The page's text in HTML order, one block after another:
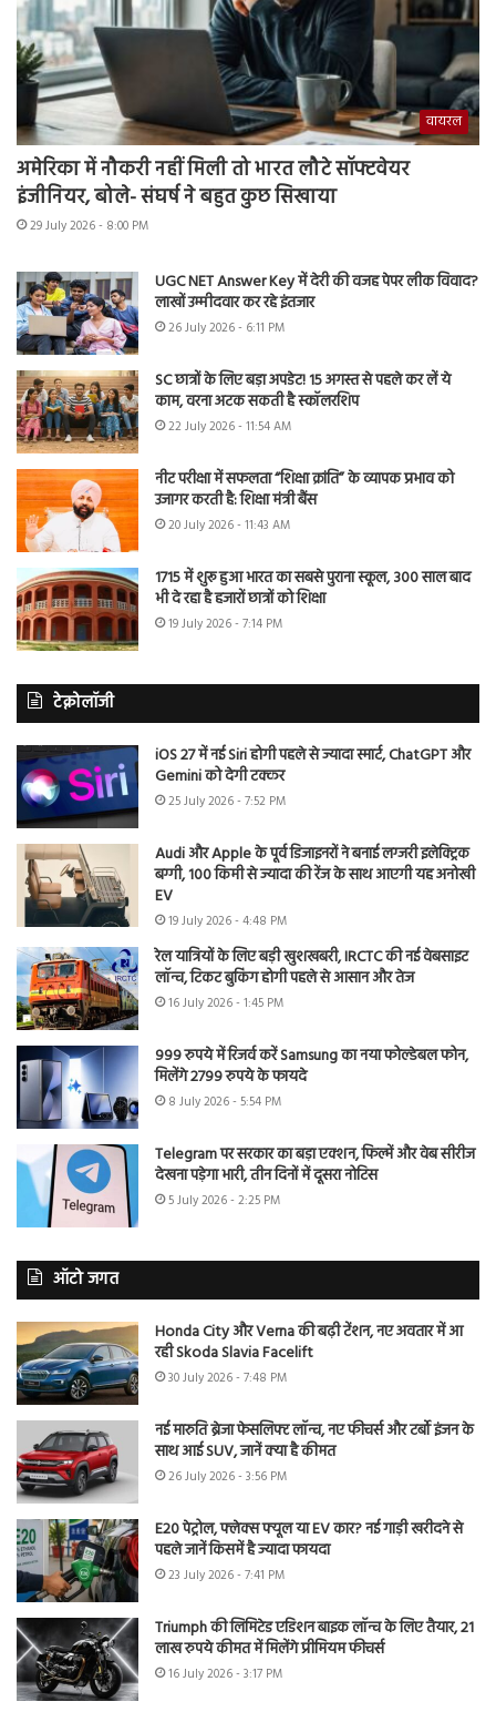
वायरल
अमेरिका में नौकरी नहीं मिली तो भारत लौटे सॉफ्टवेयर
इंजीनियर, बोले- संघर्ष ने बहुत कुछ सिखाया
29 July 2026 - 8:00 PM
UGC NET Answer Key में देरी की वजह पेपर लीक विवाद?
लाखों उम्मीदवार कर रहे इंतजार
26 July 2026 - 6:11 PM
SC छात्रों के लिए बड़ा अपडेट! 15 अगस्त से पहले कर लें ये
काम, वरना अटक सकती है स्कॉलरशिप
22 July 2026 - 11:54 AM
नीट परीक्षा में सफलता “शिक्षा क्रांति” के व्यापक प्रभाव को
उजागर करती है: शिक्षा मंत्री बैंस
20 July 2026 - 11:43 AM
1715 में शुरू हुआ भारत का सबसे पुराना स्कूल, 300 साल बाद
भी दे रहा है हजारों छात्रों को शिक्षा
19 July 2026 - 7:14 PM
टेक्नोलॉजी
iOS 27 में नई Siri होगी पहले से ज्यादा स्मार्ट, ChatGPT और
Gemini को देगी टक्कर
25 July 2026 - 7:52 PM
Audi और Apple के पूर्व डिजाइनरों ने बनाई लग्जरी इलेक्ट्रिक
बग्गी, 100 किमी से ज्यादा की रेंज के साथ आएगी यह अनोखी
EV
19 July 2026 - 4:48 PM
रेल यात्रियों के लिए बड़ी खुशखबरी, IRCTC की नई वेबसाइट
लॉन्च, टिकट बुकिंग होगी पहले से आसान और तेज
16 July 2026 - 1:45 PM
999 रुपये में रिजर्व करें Samsung का नया फोल्डेबल फोन,
मिलेंगे 2799 रुपये के फायदे
8 July 2026 - 5:54 PM
Telegram पर सरकार का बड़ा एक्शन, फिल्में और वेब सीरीज
देखना पड़ेगा भारी, तीन दिनों में दूसरा नोटिस
5 July 2026 - 2:25 PM
ऑटो जगत
Honda City और Verna की बढ़ी टेंशन, नए अवतार में आ
रही Skoda Slavia Facelift
30 July 2026 - 7:48 PM
नई मारुति ब्रेजा फेसलिफ्ट लॉन्च, नए फीचर्स और टर्बो इंजन के
साथ आई SUV, जानें क्या है कीमत
26 July 2026 - 3:56 PM
E20 पेट्रोल, फ्लेक्स फ्यूल या EV कार? नई गाड़ी खरीदने से
पहले जानें किसमें है ज्यादा फायदा
23 July 2026 - 7:41 PM
Triumph की लिमिटेड एडिशन बाइक लॉन्च के लिए तैयार, 21
लाख रुपये कीमत में मिलेंगे प्रीमियम फीचर्स
16 July 2026 - 3:17 PM